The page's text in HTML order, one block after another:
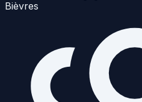
Bièvres